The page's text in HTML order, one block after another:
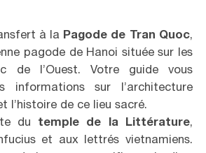
à la Pagode de Tran Quoc,
pagode de Hanoi située sur les
de l’Ouest. Votre guide vous
informations sur l’architecture
l’histoire de ce lieu sacré.
du temple de la Littérature,
et aux lettrés vietnamiens.